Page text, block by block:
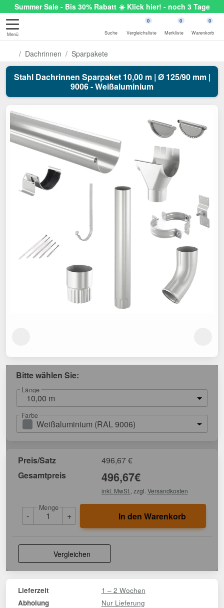
Summer Sale - Bis 30% Rabatt ☀️ Klick hier! - noch 3 Tage
Menü Suche
0
Vergleichsliste
0
Merkliste
0
Warenkorb
Dachrinnen Sparpakete
Stahl Dachrinnen Sparpaket 10,00 m | Ø 125/90 mm |
9006 - Weißaluminium
Bitte wählen Sie:
Länge
10,00 m
Farbe
Weißaluminium (RAL 9006)
Preis/Satz 496,67€
Gesamtpreis
496,67€
inkl. MwSt. , zzgl. Versandkosten
-
Menge
+ In den Warenkorb
Vergleichen
Lieferzeit 1 – 2 Wochen
Abholung Nur Lieferung